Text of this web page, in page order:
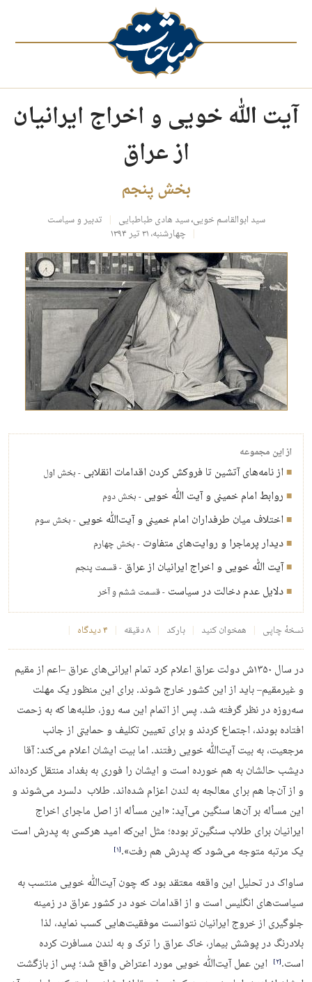
آیت الله خویی و اخراج ایرانیان
از عراق
بخش پنجم
سید ابوالقاسم خویی،سید هادی طباطبایی
تدبیر و سیاست
چهارشنبه، ۳۱ تیر ۱۳۹۴
از این مجموعه
از نامه‌های آتشین تا فروکش کردن اقدامات انقلابی - بخش اول
روابط امام خمینی و آیت الله خویی - بخش دوم
اختلاف میان طرفداران امام خمینی و آیت‌الله خویی - بخش سوم
دیدار پرماجرا و روایت‌های متفاوت - بخش چهارم
آیت الله خویی و اخراج ایرانیان از عراق - قسمت پنجم
دلایل عدم دخالت در سیاست - قسمت ششم و آخر
نسخهٔ چاپی همخوان کنید بارکد ۸ دقیقه ۴ دیدگاه
در سال ۱۳۵۰ش دولت عراق اعلام کرد تمام ایرانی‌های عراق –اعم از مقیم
و غیرمقیم– باید از این کشور خارج شوند. برای این منظور یک مهلت
سه‌روزه در نظر گرفته شد. پس از اتمام این سه روز، طلبه‌ها که به زحمت
افتاده بودند، اجتماع کردند و برای تعیین تکلیف و حمایتی از جانب
مرجعیت، به بیت آیت‌ﷲ خویی رفتند. اما بیت ایشان اعلام می‌کند: آقا
دیشب حالشان به هم خورده است و ایشان را فوری به بغداد منتقل کرده‌اند
و از آن‌جا هم برای معالجه به لندن اعزام شده‌اند. طلاب دلسرد می‌شوند و
این مسأله بر آن‌ها سنگین می‌آید: «این مسأله از اصل ماجرای اخراج
ایرانیان برای طلاب سنگین‌تر بوده؛ مثل این‌که امید هرکسی به پدرش است
یک مرتبه متوجه می‌شود که پدرش هم رفت».‏[۱]‎
ساواک در تحلیل این واقعه معتقد بود که چون آیت‌ﷲ خویی منتسب به
سیاست‌های انگلیس است و از اقدامات خود در کشور عراق در زمینه
جلوگیری از خروج ایرانیان نتوانست موفقیت‌هایی کسب نماید، لذا
بلادرنگ در پوشش بیمار، خاک عراق را ترک و به لندن مسافرت کرده
است.‏[۲]‎
این عمل آیت‌ﷲ خویی مورد اعتراض واقع شد؛ پس از بازگشت